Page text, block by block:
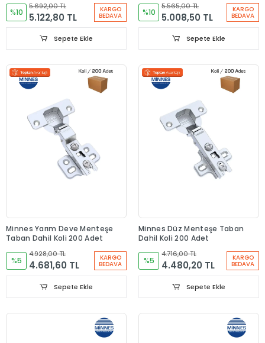
%10
5.692,00 TL
5.122,80 TL
KARGO
BEDAVA
Sepete Ekle
%10
5.565,00 TL
5.008,50 TL
KARGO
BEDAVA
Sepete Ekle
Minnes Yarım Deve Menteşe
Taban Dahil Koli 200 Adet
%5
4.928,00 TL
4.681,60 TL
KARGO
BEDAVA
Sepete Ekle
Minnes Düz Menteşe Taban
Dahil Koli 200 Adet
%5
4.716,00 TL
4.480,20 TL
KARGO
BEDAVA
Sepete Ekle